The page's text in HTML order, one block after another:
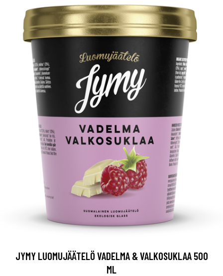
JYMY LUOMUJÄÄTELÖ VADELMA & VALKOSUKLAA 500
ML